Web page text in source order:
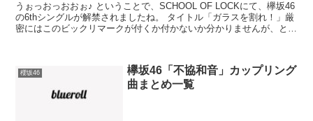
うぉっおっおおぉ♪ ということで、SCHOOL OF LOCKにて、欅坂46
の6thシングルが解禁されましたね。 タイトル「ガラスを割れ！」厳
密にはこのビックリマークが付くか付かないか分かりませんが、とに
櫻坂46
欅坂46「不協和音」カップリング
曲まとめ一覧